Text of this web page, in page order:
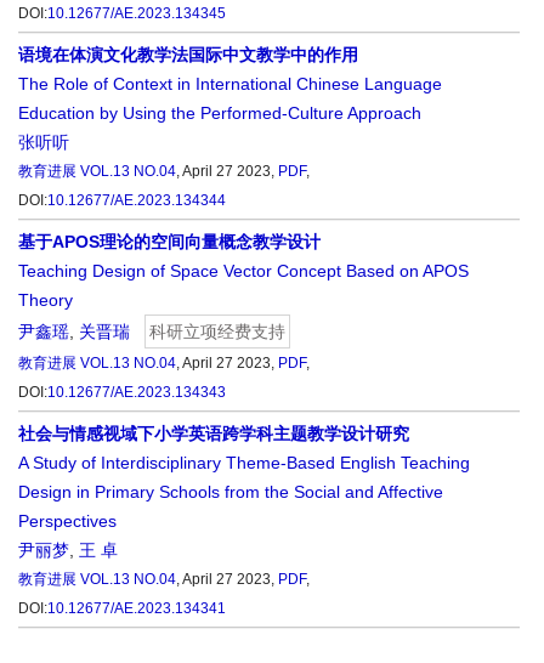
DOI:10.12677/AE.2023.134345
语境在体演文化教学法国际中文教学中的作用
The Role of Context in International Chinese Language
Education by Using the Performed-Culture Approach
张听听
教育进展 VOL.13 NO.04, April 27 2023, PDF,
DOI:10.12677/AE.2023.134344
基于APOS理论的空间向量概念教学设计
Teaching Design of Space Vector Concept Based on APOS
Theory
尹鑫瑶 关晋瑞 科研立项经费支持
教育进展 VOL.13 NO.04, April 27 2023, PDF,
DOI:10.12677/AE.2023.134343
社会与情感视域下小学英语跨学科主题教学设计研究
A Study of Interdisciplinary Theme-Based English Teaching
Design in Primary Schools from the Social and Affective
Perspectives
尹丽梦 王 卓
教育进展 VOL.13 NO.04, April 27 2023, PDF,
DOI:10.12677/AE.2023.134341